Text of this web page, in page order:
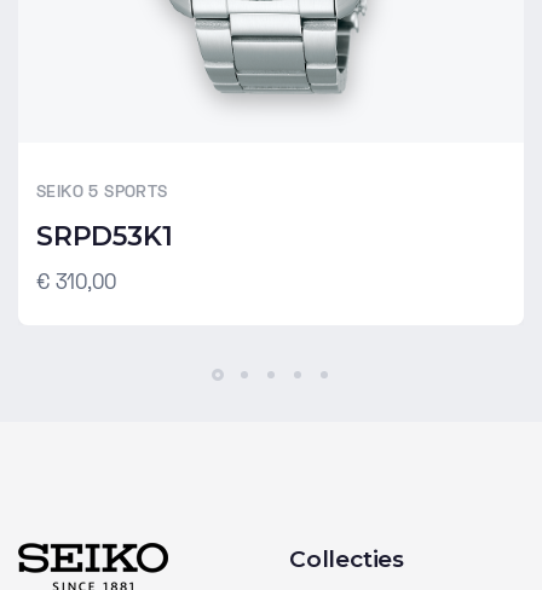
SEIKO 5 SPORTS
SRPD53K1
€ 310,00
Collecties